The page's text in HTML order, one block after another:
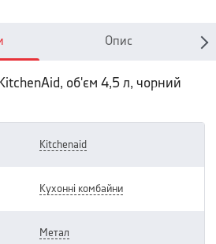
Опис
об'єм 4,5 л, чорний
kitchenaid
кухонні комбайни
метал